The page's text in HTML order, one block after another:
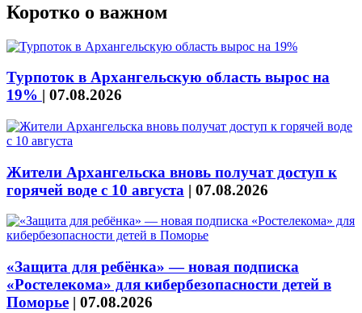
Коротко о важном
Турпоток в Архангельскую область вырос на
19% | 07.08.2026
Жители Архангельска вновь получат доступ к
горячей воде с 10 августа | 07.08.2026
«Защита для ребёнка» — новая подписка
«Ростелекома» для кибербезопасности детей в
Поморье | 07.08.2026